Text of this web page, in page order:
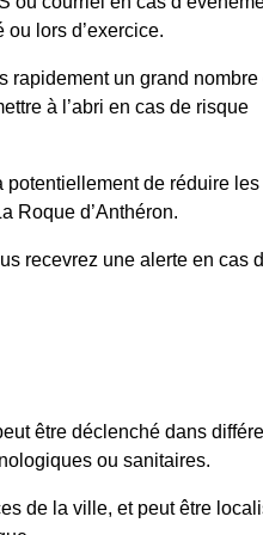
56-26 –
lors d’exercice.
rapidement un grand nombre
à l’abri en cas de risque
potentiellement de réduire
Roque d’Anthéron.
recevrez une alerte en cas
être déclenché dans
ou sanitaires.
de la ville, et peut être